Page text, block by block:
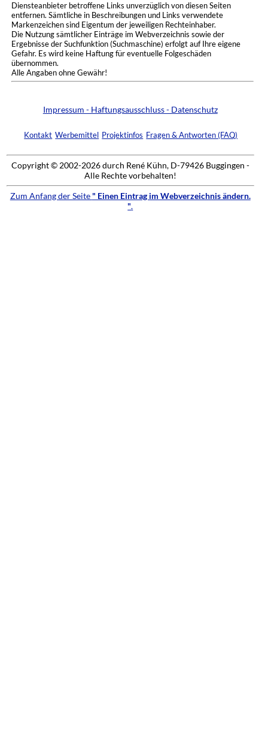
Diensteanbieter betroffene Links unverzüglich von diesen Seiten
entfernen. Sämtliche in Beschreibungen und Links verwendete
Markenzeichen sind Eigentum der jeweiligen Rechteinhaber.
Die Nutzung sämtlicher Einträge im Webverzeichnis sowie der
Ergebnisse der Suchfunktion (Suchmaschine) erfolgt auf Ihre eigene
Gefahr. Es wird keine Haftung für eventuelle Folgeschäden
übernommen.
Alle Angaben ohne Gewähr!
Impressum - Haftungsausschluss - Datenschutz
Kontakt Werbemittel Projektinfos Fragen & Antworten (FAQ)
Copyright © 2002-2026 durch René Kühn, D-79426 Buggingen -
Alle Rechte vorbehalten!
Zum Anfang der Seite " Einen Eintrag im Webverzeichnis ändern.
".